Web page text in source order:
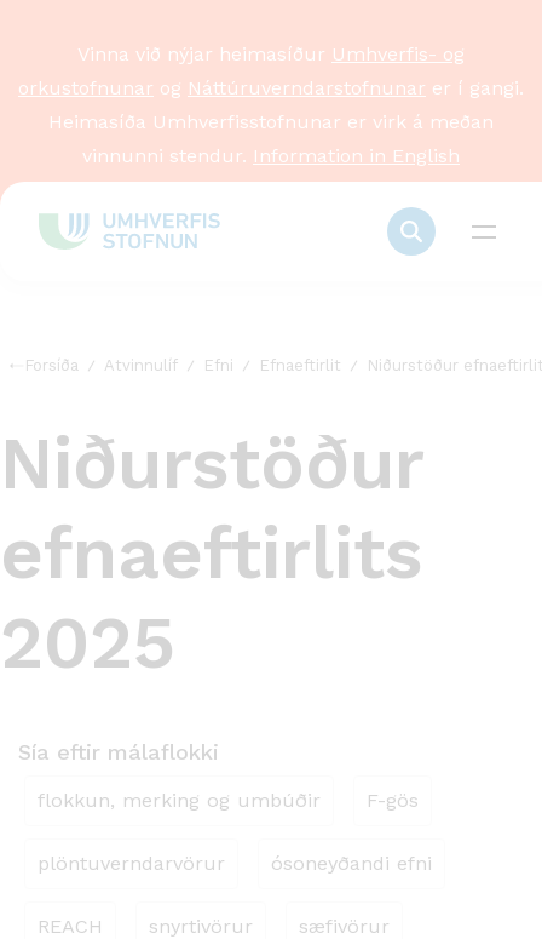
Vinna við nýjar heimasíður Umhverfis- og
orkustofnunar og Náttúruverndarstofnunar er í gangi.
Heimasíða Umhverfisstofnunar er virk á meðan
vinnunni stendur. Information in English
Forsíða Atvinnulíf Efni Efnaeftirlit Niðurstöður
Niðurstöður
efnaeftirlits
2025
Sía eftir málaflokki
flokkun, merking og umbúðir F-gös
plöntuverndarvörur ósoneyðandi efni
REACH snyrtivörur sæfivörur